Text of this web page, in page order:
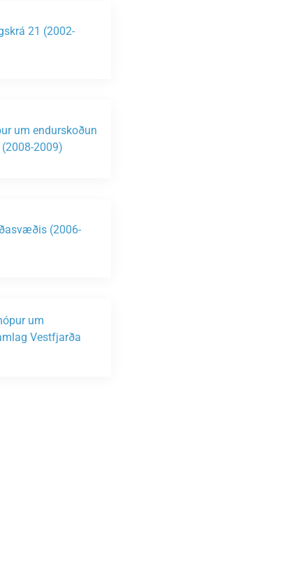
21 (2002-
um endurskoðun
2009)
(2006-
um
Vestfjarða